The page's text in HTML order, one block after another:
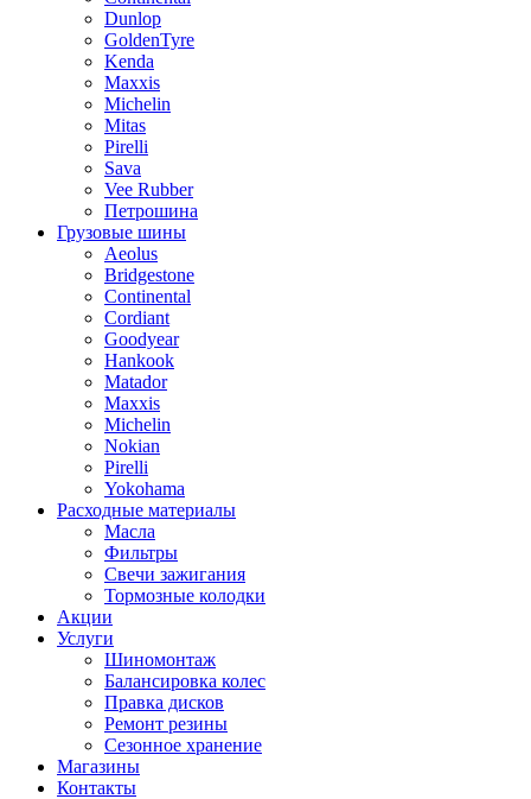
Dunlop
GoldenTyre
Kenda
Maxxis
Michelin
Mitas
Pirelli
Sava
Vee Rubber
Петрошина
Грузовые шины
Aeolus
Bridgestone
Continental
Cordiant
Goodyear
Hankook
Matador
Maxxis
Michelin
Nokian
Pirelli
Yokohama
Расходные материалы
Масла
Фильтры
Свечи зажигания
Тормозные колодки
Акции
Услуги
Шиномонтаж
Балансировка колес
Правка дисков
Ремонт резины
Сезонное хранение
Магазины
Контакты